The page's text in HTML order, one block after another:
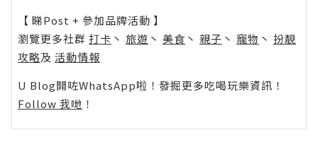
【 睇Post + 參加品牌活動 】
瀏覽更多社群 打卡 丶 旅遊 丶 美食 丶 親子 丶 寵物 丶 扮靚
攻略及 活動情報
U Blog開咗WhatsApp啦！發掘更多吃喝玩樂資訊！
Follow 我哋 ！